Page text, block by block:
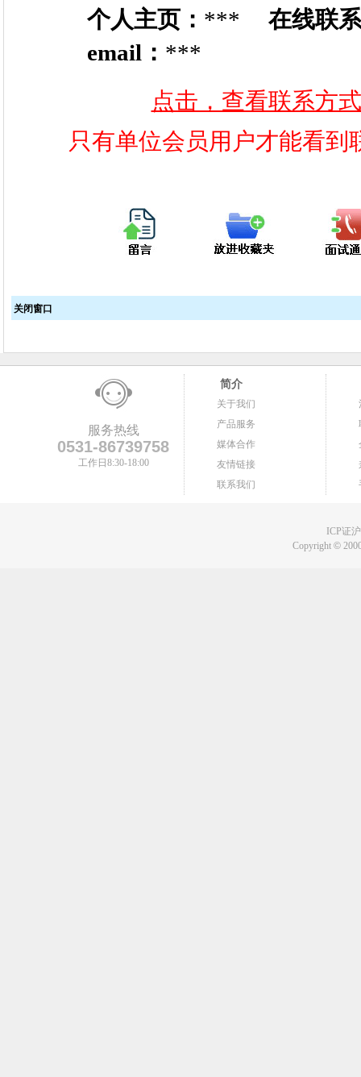
个人主页： *** 在线联
email： ***
点击，查看联系方
只有单位会员用户才能看到
关闭窗口
服务热线
0531-86739758
工作日8:30-18:00
简介
关于我们
产品服务
媒体合作
友情链接
联系我们
ICP证
Copyright©